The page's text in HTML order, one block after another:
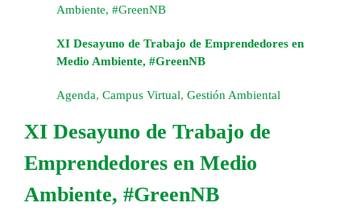
Ambiente, #GreenNB
XI Desayuno de Trabajo de Emprendedores en
Medio Ambiente, #GreenNB
Agenda, Campus Virtual, Gestión Ambiental
XI Desayuno de Trabajo de
Emprendedores en Medio
Ambiente, #GreenNB